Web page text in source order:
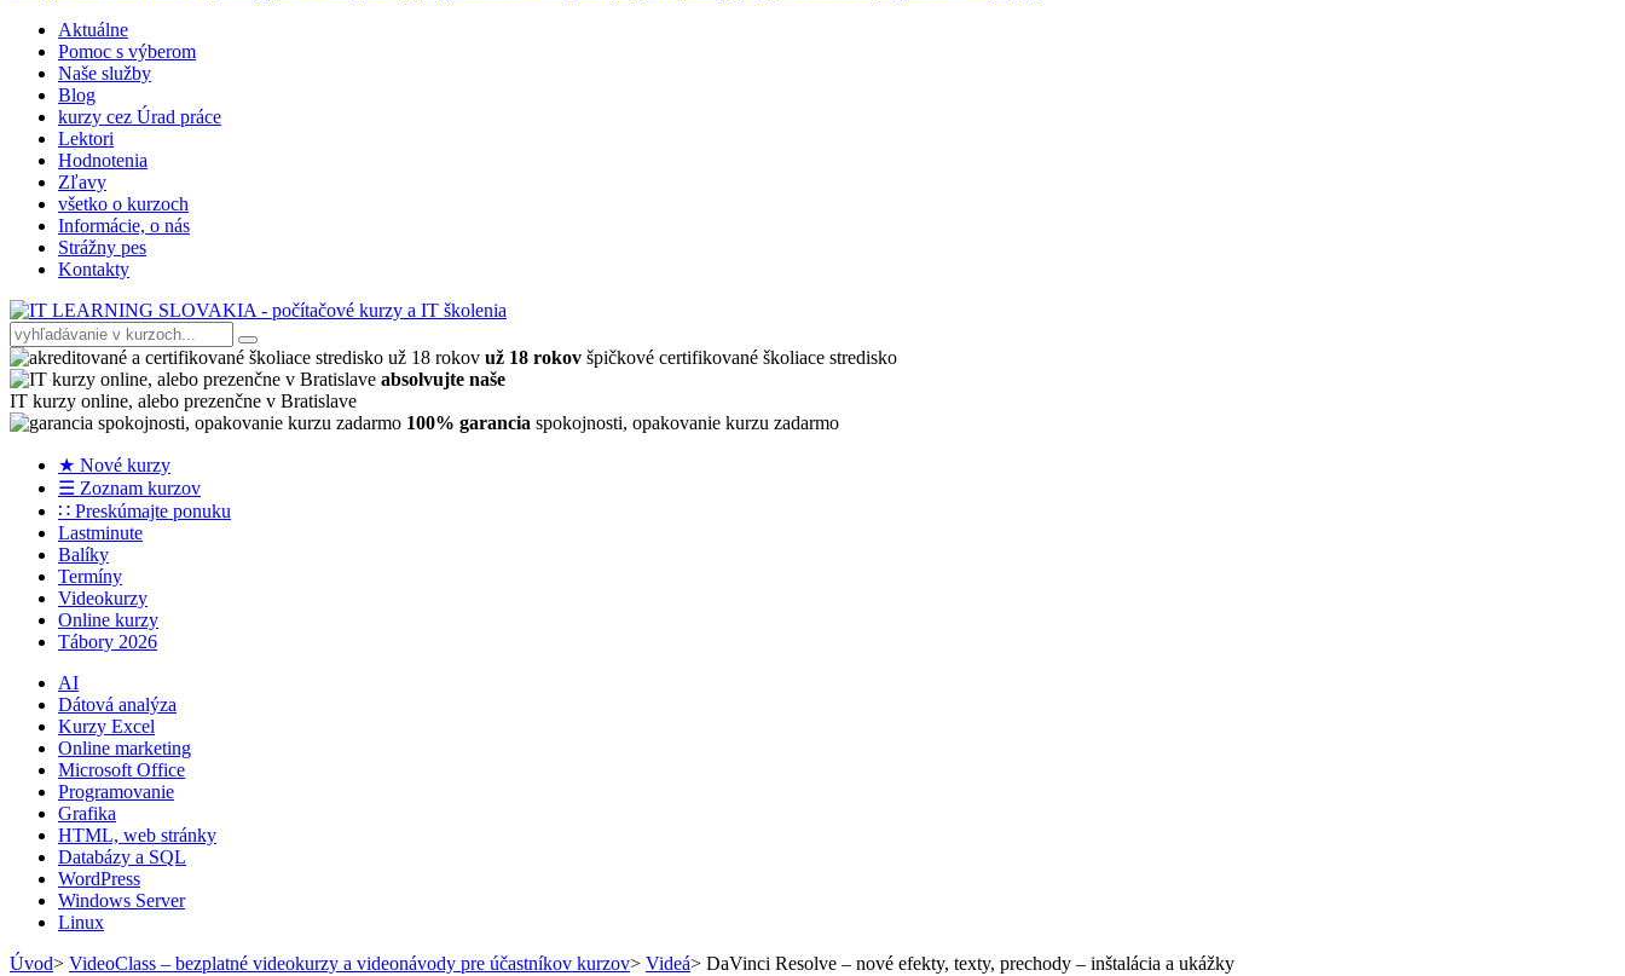
Aktuálne
Pomoc s výberom
Naše služby
Blog
kurzy cez Úrad práce
Lektori
Hodnotenia
Zľavy
všetko o kurzoch
Informácie, o nás
Strážny pes
Kontakty
už 18 rokov špičkové certifikované školiace stredisko
absolvujte naše
IT kurzy online, alebo prezenčne v Bratislave
100% garancia spokojnosti, opakovanie kurzu zadarmo
★ Nové kurzy
☰ Zoznam kurzov
∷ Preskúmajte ponuku
Lastminute
Balíky
Termíny
Videokurzy
Online kurzy
Tábory 2026
AI
Dátová analýza
Kurzy Excel
Online marketing
Microsoft Office
Programovanie
Grafika
HTML, web stránky
Databázy a SQL
WordPress
Windows Server
Linux
Úvod> VideoClass – bezplatné videokurzy a videonávody pre účastníkov kurzov> Videá> DaVinci Resolve – nové efekty, texty, prechody – inštalácia a ukážky